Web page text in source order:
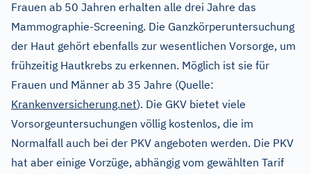
Frauen ab 50 Jahren erhalten alle drei Jahre das
Mammo­graphie-Screening. Die Ganzkörperuntersuchung
der Haut gehört ebenfalls zur wesentlichen Vorsorge, um
frühzeitig Hautkrebs zu erkennen. Möglich ist sie für
Frauen und Männer ab 35 Jahre (Quelle:
Krankenversicherung.net). Die GKV bietet viele
Vorsorgeuntersuchungen völlig kostenlos, die im
Normalfall auch bei der PKV angeboten werden. Die PKV
hat aber einige Vorzüge, abhängig vom gewählten Tarif